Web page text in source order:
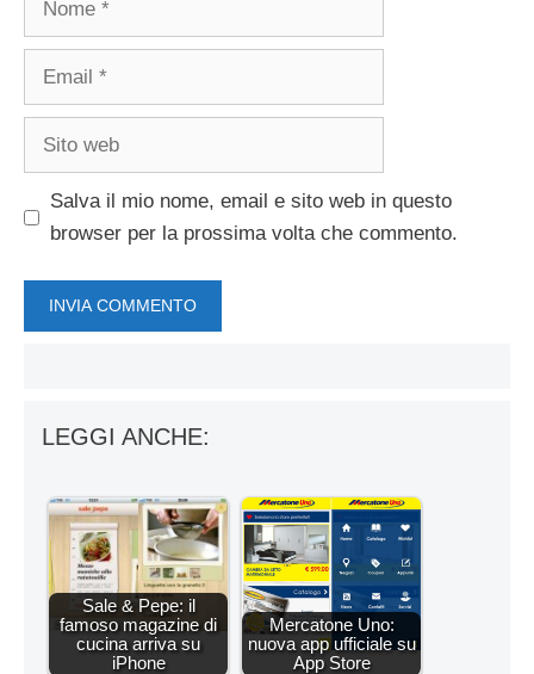
Email
Sito
Salva il mio nome, email e sito web in questo
browser per la prossima volta che commento.
LEGGI ANCHE:
Sale & Pepe: il
famoso magazine di
cucina arriva su
iPhone
Mercatone Uno:
nuova app ufficiale su
App Store